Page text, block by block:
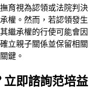
育視為認領或法院判決
權。然而，若認領發生
繼承權的行使可能會因
立親子關係並保留相關
鍵。
即諮詢范培益